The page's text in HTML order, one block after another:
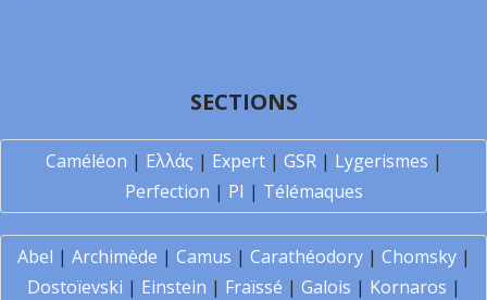
SECTIONS
Caméléon | Ελλάς | Expert| GSR| Lygerismes |
Perfection | PI | Télémaques
Abel | Archimède | Camus | Carathéodory| Chomsky|
Dostoïevski | Einstein | Fraïssé | Galois | Kornaros |